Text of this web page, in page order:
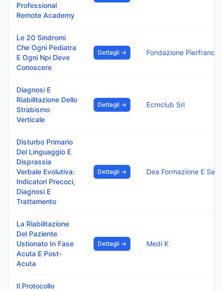
Professional
Remote Academy
Le 20 Sindromi
Che Ogni Pediatra
E Ogni Npi Deve
Conoscere
Dettagli →
Diagnosi E
Riabilitazione Dello
Strabismo
Verticale
Dettagli → Ecmclub Srl
Disturbo Primario
Del Linguaggio E
Disprassia
Verbale Evolutiva:
Indicatori Precoci,
Diagnosi E
Trattamento
Dettagli → Dea Formazione E
La Riabilitazione
Del Paziente
Ustionato In Fase
Acuta E Post-
Acuta
Dettagli → Medi K
Il Protocollo